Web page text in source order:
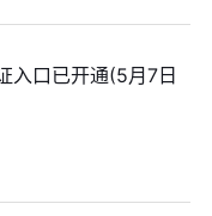
入口已开通(5月7日